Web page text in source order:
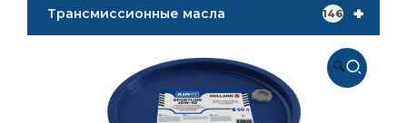
+
Трансмиссионные масла 146
🔍